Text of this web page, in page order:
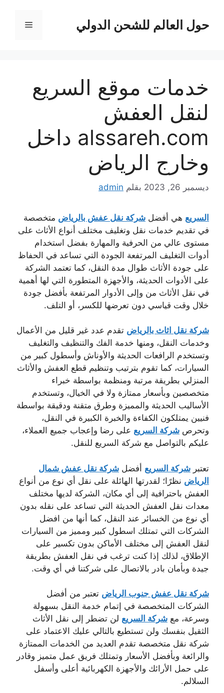
المحتوىحول العالم للشحن الدولي القائمة
خدمات موقع السريع
لنقل العفش
alssareh.com داخل
وخارج الرياض
ديسمبر 26, 2023 بقلم admin
السريع هي أفضل شركة نقل عفش بالرياض متخصصة
في تقديم خدمات نقل وتغليف مختلف أنواع الأثاث على
مستوى عالي من الحرفية والمهارة بفضل استخدام
أدوات التغليف المرتفعة الجودة التي تساعد في الحفاظ
على جودة الأثاث طوال مدة النقل، كما تعتمد الشركة
على الأدوات الحديثة، والأجهزة المتطورة التي لها أهمية
في نقل الأثاث من وإلى الأدوار المرتفعة بأفضل جودة
خلال وقت قياسي دون تعرضها للكسر، أو التلف.
شركة نقل اثاث بالرياض تقدم عدد غير قليل من الأعمال
وخدمات النقل، ومنها خدمة الفك والتنظيف والتغليف
وتستخدم الرافعات الحديثة والأوناش وأسطول كبير من
السيارات، كما تقوم بترتيب وتنظيم قطع العفش والأثاث
المنزلي بطريقة مرتبة ومنظمة بواسطة خبراء
متخصصين وبأسعار ممتازة ولا في الخيال، وتستخدم
الأساليب الحديثة والمميزة وطرق متقنة ودقيقة بواسطة
فنيين يمتلكون الكفاءة والخبرة الكبيرة في النقل،
وتحرص شركة السريع على رضا وإعجاب جميع العملاء،
عليكم بالتواصل مع شركة السريع للنقل.
تعتبر شركة السريع أفضل شركة نقل عفش شمال
الرياض نظرًا؛ لقدرتها الهائلة على نقل أي نوع من أنواع
العفش باحترافية إلى أي مكان، الشركة لديها مختلف
معدات نقل العفش الحديثة التي تساعد على نقله بدون
أي نوع من الخسائر عند النقل، كما أنها من افضل
الشركات التي تمتلك اسطول كبير ومميز من السيارات
لنقل العفش إلى مختلف الأماكن بدون تكسير على
الإطلاق، لذلك إذا كنت ترغب في نقل العفش بطريقة
جيدة وبأمان بادر بالاتصال على شركتنا في أي وقت.
شركة نقل عفش جنوب الرياض تعتبر من أفضل
الشركات المتخصصة في إتمام خدمة النقل بسهولة
وسرعة، مع شركة السريع لن تضطر إلى نقل الأثاث
الثقيل بنفسك ولن تستطيع بالتالي عليك الاعتماد على
شركة نقل متخصصة تقدم العديد من الخدمات الممتازة
والرائعة وبأفضل الأسعار وتمتلك فريق عمل متميز وقادر
على حمل الأرائك والأجهزة الكهربائية أعلى وأسفل
السلالم.